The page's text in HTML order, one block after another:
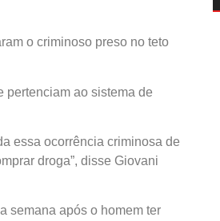
o criminoso preso no teto
pertenciam ao sistema de
essa ocorrência criminosa de
droga”, disse Giovani
semana após o homem ter